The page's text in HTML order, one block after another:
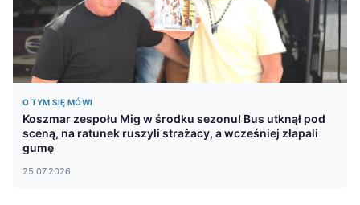
O TYM SIĘ MÓWI
Koszmar zespołu Mig w środku sezonu! Bus utknął pod
sceną, na ratunek ruszyli strażacy, a wcześniej złapali
gumę
25.07.2026